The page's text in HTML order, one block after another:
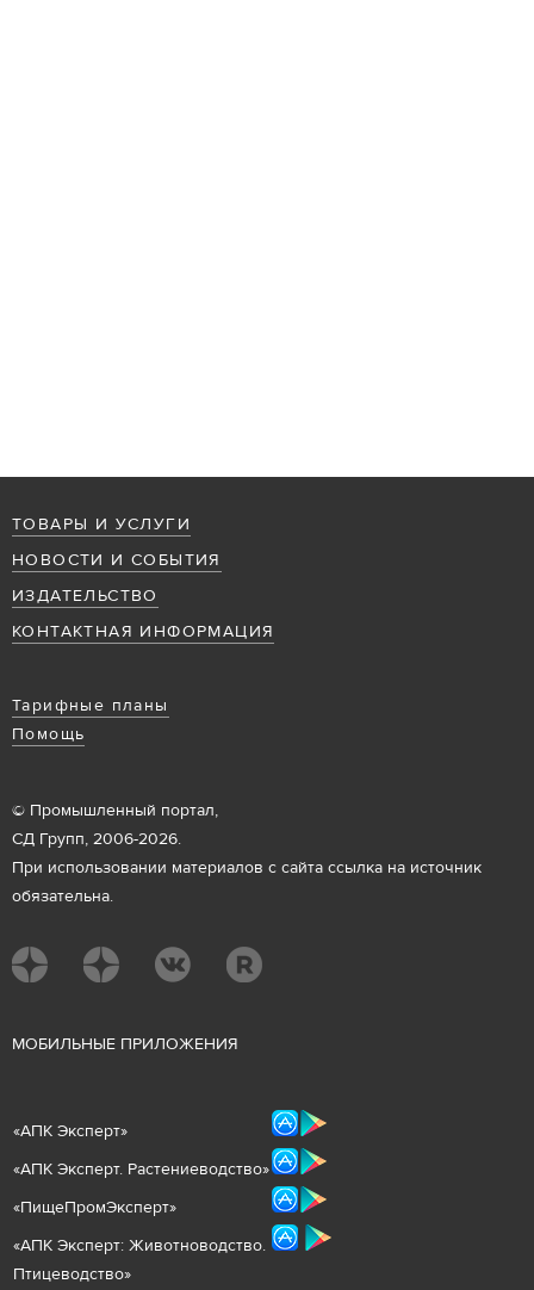
ТОВАРЫ И УСЛУГИ
НОВОСТИ И СОБЫТИЯ
ИЗДАТЕЛЬСТВО
КОНТАКТНАЯ ИНФОРМАЦИЯ
Тарифные планы
Помощь
© Промышленный портал,
СД Групп, 2006-2026.
При использовании материалов с сайта ссылка на источник
обязательна.
МОБИЛЬНЫЕ ПРИЛОЖЕНИЯ
«АПК Эксперт»
«АПК Эксперт. Растениеводство»
«ПищеПромЭксперт»
«АПК Эксперт: Животноводство.
Птицеводство»